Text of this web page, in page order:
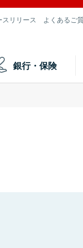
スリリース よくあるご
銀行・保険